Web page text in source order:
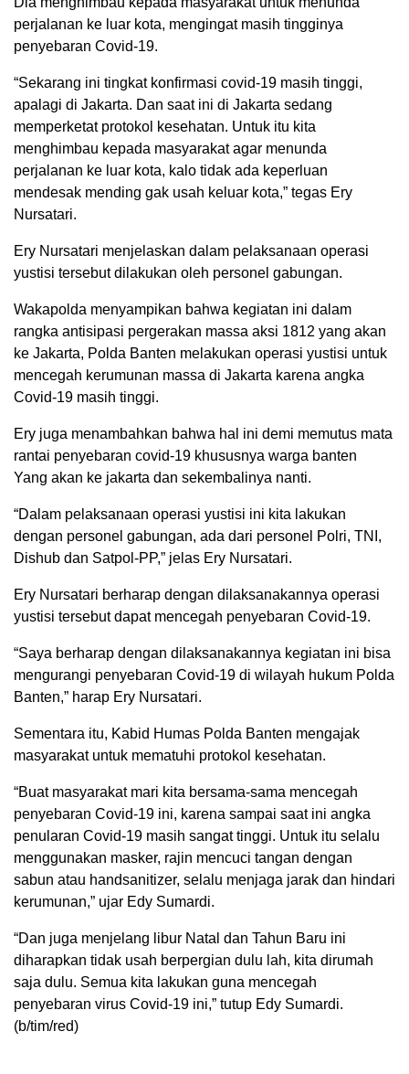
perjalanan ke luar kota, mengingat masih tingginya
penyebaran Covid-19.
“Sekarang ini tingkat konfirmasi covid-19 masih tinggi,
apalagi di Jakarta. Dan saat ini di Jakarta sedang
memperketat protokol kesehatan. Untuk itu kita
menghimbau kepada masyarakat agar menunda
perjalanan ke luar kota, kalo tidak ada keperluan
mendesak mending gak usah keluar kota,” tegas Ery
Nursatari.
Ery Nursatari menjelaskan dalam pelaksanaan operasi
yustisi tersebut dilakukan oleh personel gabungan.
Wakapolda menyampikan bahwa kegiatan ini dalam
rangka antisipasi pergerakan massa aksi 1812 yang akan
ke Jakarta, Polda Banten melakukan operasi yustisi untuk
mencegah kerumunan massa di Jakarta karena angka
Covid-19 masih tinggi.
Ery juga menambahkan bahwa hal ini demi memutus mata
rantai penyebaran covid-19 khususnya warga banten
Yang akan ke jakarta dan sekembalinya nanti.
“Dalam pelaksanaan operasi yustisi ini kita lakukan
dengan personel gabungan, ada dari personel Polri, TNI,
Dishub dan Satpol-PP,” jelas Ery Nursatari.
Ery Nursatari berharap dengan dilaksanakannya operasi
yustisi tersebut dapat mencegah penyebaran Covid-19.
“Saya berharap dengan dilaksanakannya kegiatan ini bisa
mengurangi penyebaran Covid-19 di wilayah hukum Polda
Banten,” harap Ery Nursatari.
Sementara itu, Kabid Humas Polda Banten mengajak
masyarakat untuk mematuhi protokol kesehatan.
“Buat masyarakat mari kita bersama-sama mencegah
penyebaran Covid-19 ini, karena sampai saat ini angka
penularan Covid-19 masih sangat tinggi. Untuk itu selalu
menggunakan masker, rajin mencuci tangan dengan
sabun atau handsanitizer, selalu menjaga jarak dan hindari
kerumunan,” ujar Edy Sumardi.
“Dan juga menjelang libur Natal dan Tahun Baru ini
diharapkan tidak usah berpergian dulu lah, kita dirumah
saja dulu. Semua kita lakukan guna mencegah
penyebaran virus Covid-19 ini,” tutup Edy Sumardi.
(b/tim/red)